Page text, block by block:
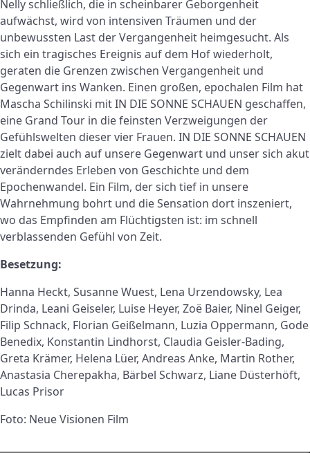
Nelly schließlich, die in scheinbarer Geborgenheit
aufwächst, wird von intensiven Träumen und der
unbewussten Last der Vergangenheit heimgesucht. Als
sich ein tragisches Ereignis auf dem Hof wiederholt,
geraten die Grenzen zwischen Vergangenheit und
Gegenwart ins Wanken. Einen großen, epochalen Film hat
Mascha Schilinski mit IN DIE SONNE SCHAUEN geschaffen,
eine Grand Tour in die feinsten Verzweigungen der
Gefühlswelten dieser vier Frauen. IN DIE SONNE SCHAUEN
zielt dabei auch auf unsere Gegenwart und unser sich akut
veränderndes Erleben von Geschichte und dem
Epochenwandel. Ein Film, der sich tief in unsere
Wahrnehmung bohrt und die Sensation dort inszeniert,
wo das Empfinden am Flüchtigsten ist: im schnell
verblassenden Gefühl von Zeit.
Besetzung:
Hanna Heckt, Susanne Wuest, Lena Urzendowsky, Lea
Drinda, Leani Geiseler, Luise Heyer, Zoë Baier, Ninel Geiger,
Filip Schnack, Florian Geißelmann, Luzia Oppermann, Gode
Benedix, Konstantin Lindhorst, Claudia Geisler-Bading,
Greta Krämer, Helena Lüer, Andreas Anke, Martin Rother,
Anastasia Cherepakha, Bärbel Schwarz, Liane Düsterhöft,
Lucas Prisor
Foto: Neue Visionen Film